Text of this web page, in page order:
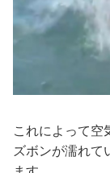
これによって空
ズボンが濡れて